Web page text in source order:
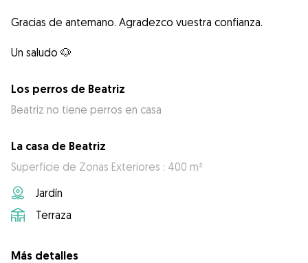
Gracias de antemano. Agradezco vuestra confianza.
Los perros de Beatriz
Beatriz no tiene perros en casa
La casa de Beatriz
Superficie de Zonas Exteriores : 400 m²
Jardín
Terraza
Más detalles